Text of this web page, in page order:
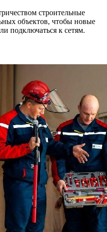
строительные
объектов, чтобы новые
подключаться к сетям.